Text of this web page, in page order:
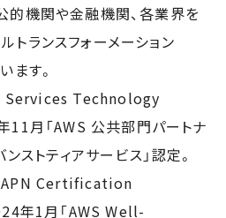
的機関や金融機関、各業界を
トランスフォーメーション
ます。
Services Technology
月「AWS 公共部門パートナ
ストティアサービス」認定。
APN Certification
年1月「AWS Well-